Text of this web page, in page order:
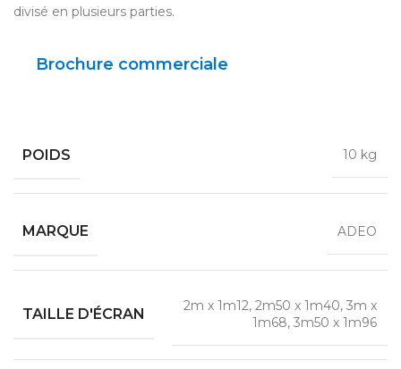
divisé en plusieurs parties.
Brochure commerciale
POIDS 10 kg
MARQUE ADEO
TAILLE D'ÉCRAN
2m x 1m12, 2m50 x 1m40, 3m x
1m68, 3m50 x 1m96